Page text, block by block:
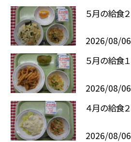
５月の給食２
2026/08/06
５月の給食１
2026/08/06
４月の給食２
2026/08/06